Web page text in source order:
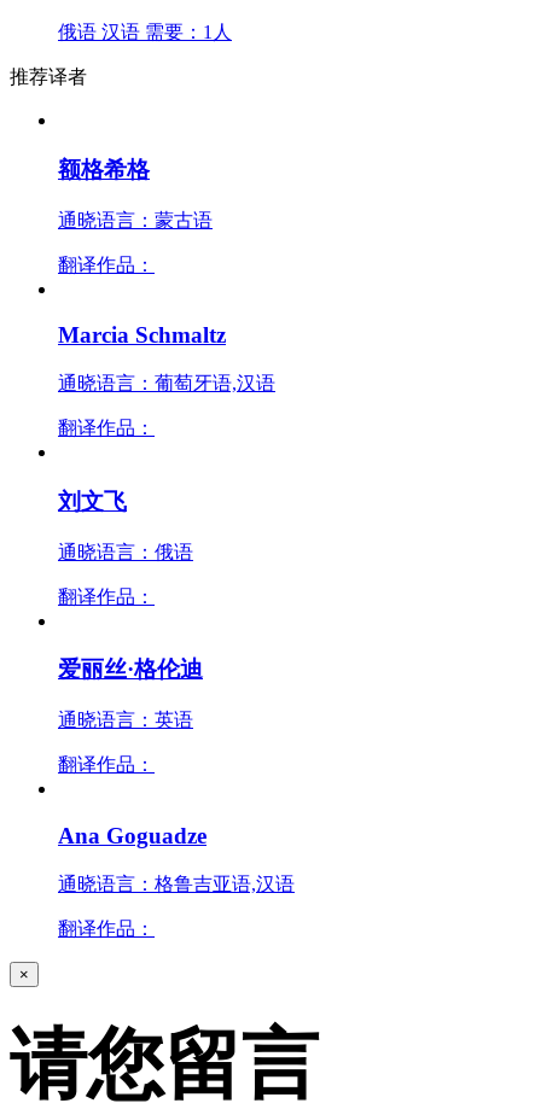
俄语 汉语 需要：1人
推荐译者
额格希格
通晓语言：蒙古语
翻译作品：
Marcia Schmaltz
通晓语言：葡萄牙语,汉语
翻译作品：
刘文飞
通晓语言：俄语
翻译作品：
爱丽丝·格伦迪
通晓语言：英语
翻译作品：
Ana Goguadze
通晓语言：格鲁吉亚语,汉语
翻译作品：
×
请您留言